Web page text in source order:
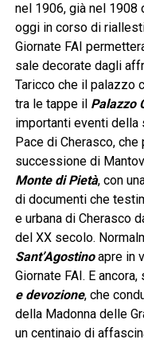
nel 1906, già nel 1908
oggi in corso di
Giornate FAI
sale decorate dagli
Taricco che il palazzo
tra le tappe il Palazzo
importanti eventi della
Pace di Cherasco,
successione di
Monte di Pietà, con
di documenti che
e urbana di Cherasco
del XX secolo.
Sant’Agostinoapre in
Giornate FAI. E ancora,
e devozione, che
della Madonna delle
un centinaio di